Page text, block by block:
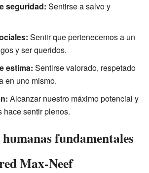
seguridad: Sentirse a salvo y
Sentir que pertenecemos a un
y ser queridos.
estima: Sentirse valorado, respetado
en uno mismo.
Alcanzar nuestro máximo potencial y
hace sentir plenos.
humanas fundamentales
Max-Neef